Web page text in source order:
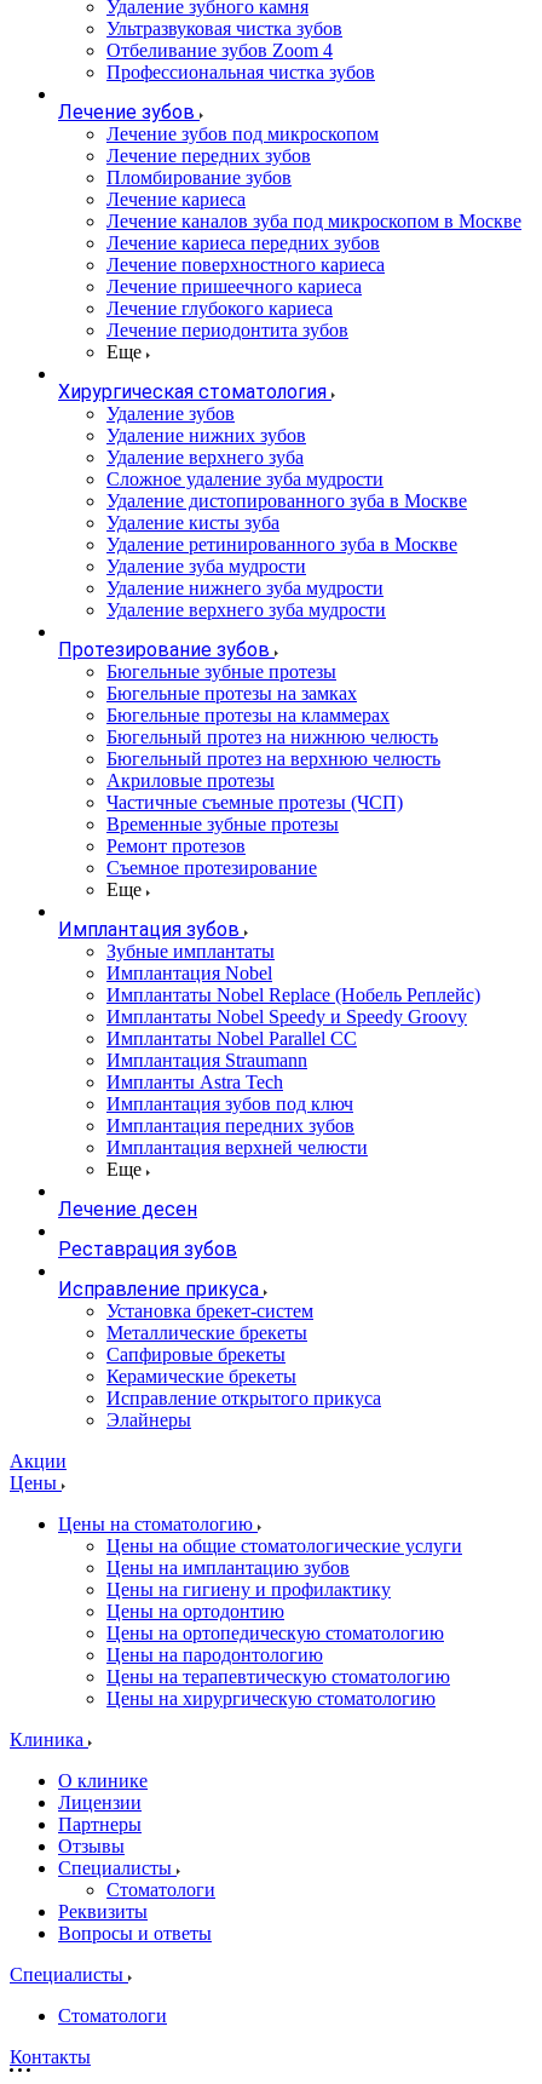
Удаление зубного камня
Ультразвуковая чистка зубов
Отбеливание зубов Zoom 4
Профессиональная чистка зубов
Лечение зубов
Лечение зубов под микроскопом
Лечение передних зубов
Пломбирование зубов
Лечение кариеса
Лечение каналов зуба под микроскопом в Москве
Лечение кариеса передних зубов
Лечение поверхностного кариеса
Лечение пришеечного кариеса
Лечение глубокого кариеса
Лечение периодонтита зубов
Еще
Хирургическая стоматология
Удаление зубов
Удаление нижних зубов
Удаление верхнего зуба
Сложное удаление зуба мудрости
Удаление дистопированного зуба в Москве
Удаление кисты зуба
Удаление ретинированного зуба в Москве
Удаление зуба мудрости
Удаление нижнего зуба мудрости
Удаление верхнего зуба мудрости
Протезирование зубов
Бюгельные зубные протезы
Бюгельные протезы на замках
Бюгельные протезы на кламмерах
Бюгельный протез на нижнюю челюсть
Бюгельный протез на верхнюю челюсть
Акриловые протезы
Частичные съемные протезы (ЧСП)
Временные зубные протезы
Ремонт протезов
Съемное протезирование
Еще
Имплантация зубов
Зубные имплантаты
Имплантация Nobel
Имплантаты Nobel Replace (Нобель Реплейс)
Имплантаты Nobel Speedy и Speedy Groovy
Имплантаты Nobel Parallel CC
Имплантация Straumann
Импланты Astra Tech
Имплантация зубов под ключ
Имплантация передних зубов
Имплантация верхней челюсти
Еще
Лечение десен
Реставрация зубов
Исправление прикуса
Установка брекет-систем
Металлические брекеты
Сапфировые брекеты
Керамические брекеты
Исправление открытого прикуса
Элайнеры
Акции
Цены
Цены на стоматологию
Цены на общие стоматологические услуги
Цены на имплантацию зубов
Цены на гигиену и профилактику
Цены на ортодонтию
Цены на ортопедическую стоматологию
Цены на пародонтологию
Цены на терапевтическую стоматологию
Цены на хирургическую стоматологию
Клиника
О клинике
Лицензии
Партнеры
Отзывы
Специалисты
Стоматологи
Реквизиты
Вопросы и ответы
Специалисты
Стоматологи
Контакты